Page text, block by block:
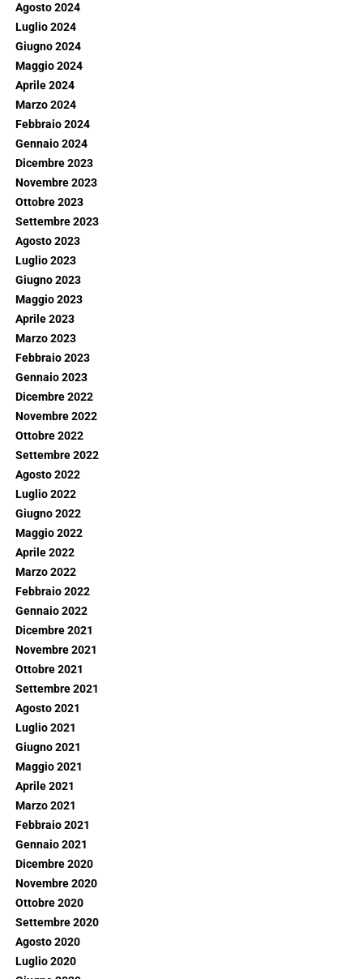
Agosto 2024
Luglio 2024
Giugno 2024
Maggio 2024
Aprile 2024
Marzo 2024
Febbraio 2024
Gennaio 2024
Dicembre 2023
Novembre 2023
Ottobre 2023
Settembre 2023
Agosto 2023
Luglio 2023
Giugno 2023
Maggio 2023
Aprile 2023
Marzo 2023
Febbraio 2023
Gennaio 2023
Dicembre 2022
Novembre 2022
Ottobre 2022
Settembre 2022
Agosto 2022
Luglio 2022
Giugno 2022
Maggio 2022
Aprile 2022
Marzo 2022
Febbraio 2022
Gennaio 2022
Dicembre 2021
Novembre 2021
Ottobre 2021
Settembre 2021
Agosto 2021
Luglio 2021
Giugno 2021
Maggio 2021
Aprile 2021
Marzo 2021
Febbraio 2021
Gennaio 2021
Dicembre 2020
Novembre 2020
Ottobre 2020
Settembre 2020
Agosto 2020
Luglio 2020